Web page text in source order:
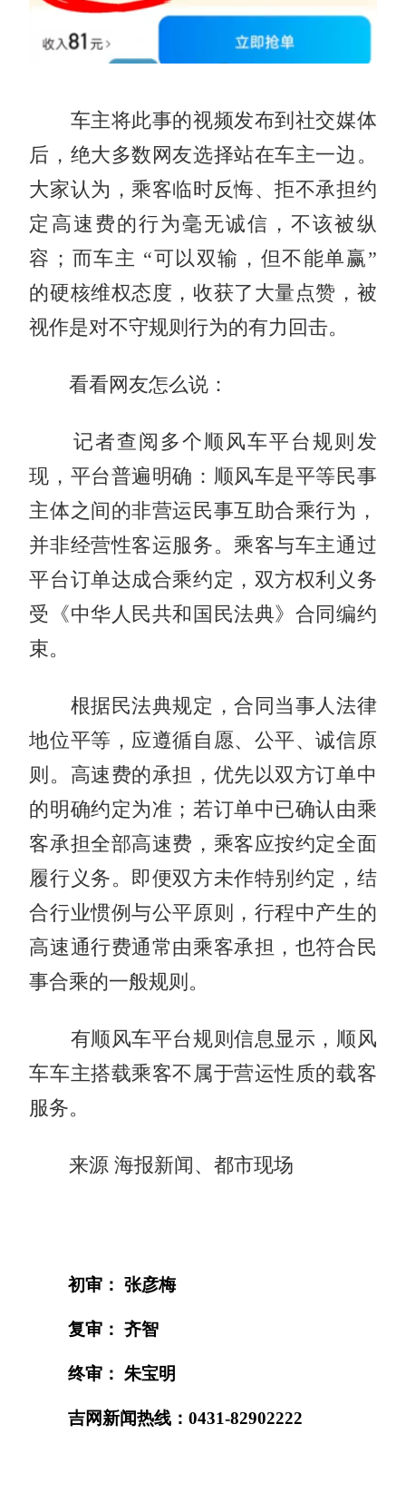
车主将此事的视频发布到社交媒体
后，绝大多数网友选择站在车主一边。
大家认为，乘客临时反悔、拒不承担约
定高速费的行为毫无诚信，不该被纵
容；而车主 “可以双输，但不能单赢”
的硬核维权态度，收获了大量点赞，被
视作是对不守规则行为的有力回击。
看看网友怎么说：
记者查阅多个顺风车平台规则发
现，平台普遍明确：顺风车是平等民事
主体之间的非营运民事互助合乘行为，
并非经营性客运服务。乘客与车主通过
平台订单达成合乘约定，双方权利义务
受《中华人民共和国民法典》合同编约
束。
根据民法典规定，合同当事人法律
地位平等，应遵循自愿、公平、诚信原
则。高速费的承担，优先以双方订单中
的明确约定为准；若订单中已确认由乘
客承担全部高速费，乘客应按约定全面
履行义务。即便双方未作特别约定，结
合行业惯例与公平原则，行程中产生的
高速通行费通常由乘客承担，也符合民
事合乘的一般规则。
有顺风车平台规则信息显示，顺风
车车主搭载乘客不属于营运性质的载客
服务。
来源 海报新闻、都市现场
初审： 张彦梅
复审： 齐智
终审： 朱宝明
吉网新闻热线：0431-82902222